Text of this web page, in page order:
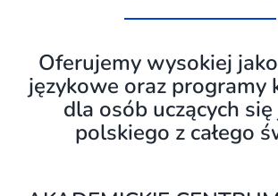
Oferujemy wysokiej
językowe oraz programy
dla osób uczących się
polskiego z całego